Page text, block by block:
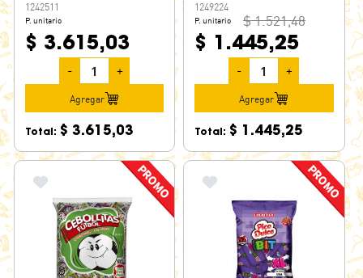
1242511
P. unitario
$ 3.615,03
- +
Agregar
Total: $ 3.615,03
1249224
P. unitario $ 1.521,48
$ 1.445,25
- +
Agregar
Total: $ 1.445,25